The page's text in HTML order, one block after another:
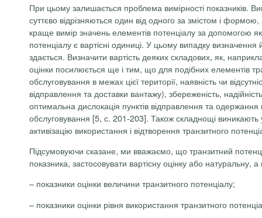
При цьому залишається проблема вимірності показників.
суттєво відрізняються один від одного за змістом і
краще вимір значень елементів потенціалу за допомогою
потенціалу є вартісні одиниці. У цьому випадку
здається. Визначити вартість деяких складових, як,
оцінки посилюється ще і тим, що для подібних елементів
обслуговування в межах цієї території, наявність чи
відправлення та доставки вантажу), збереженість,
оптимальна дислокація пунктів відправлення та одержання
обслуговування [5, с. 201-203]. Також складнощі виникають
активізацію використання і відтворення транзитного
Підсумовуючи сказане, ми вважаємо, що транзитний
показника, застосовувати вартісну оцінку або
– показники оцінки величини транзитного потенціалу;
– показники оцінки рівня використання транзитного